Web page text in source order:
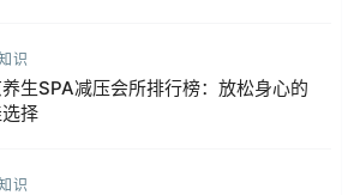
识
生SPA减压会所排行榜：放松身心的
择
识